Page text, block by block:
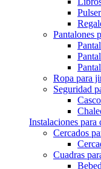
Pantalones
Ropa para
Seguridad
Instalaciones para
Cercados
Cuadras